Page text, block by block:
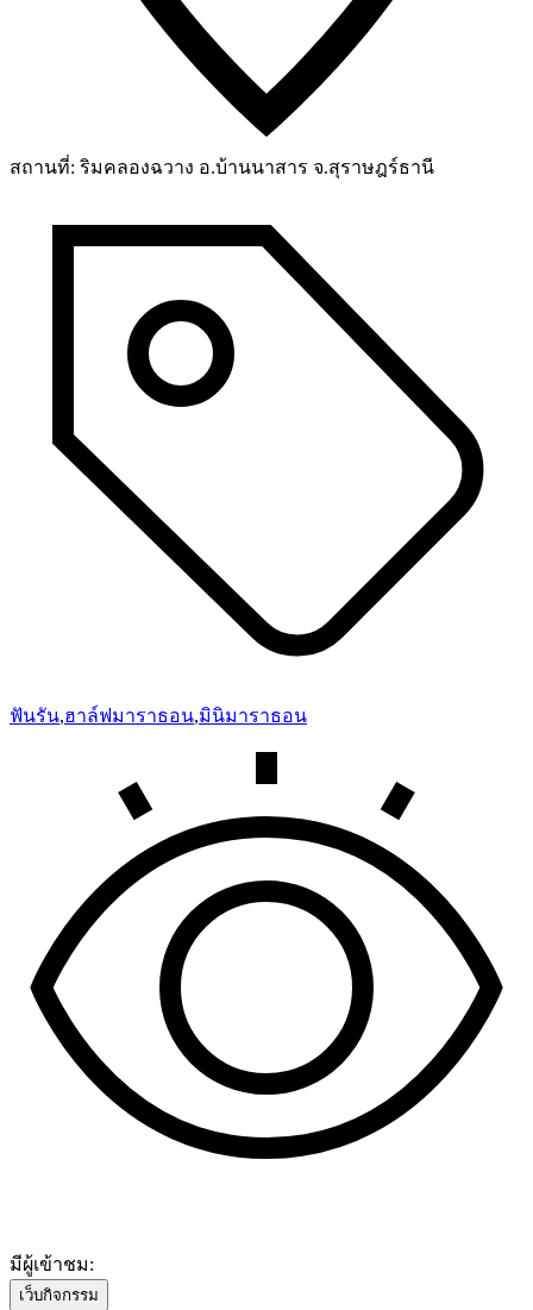
สถานที่: ริมคลองฉวาง อ.บ้านนาสาร จ.สุราษฎร์ธานี
ฟันรัน,ฮาล์ฟมาราธอน,มินิมาราธอน
มีผู้เข้าชม:
เว็บกิจกรรม